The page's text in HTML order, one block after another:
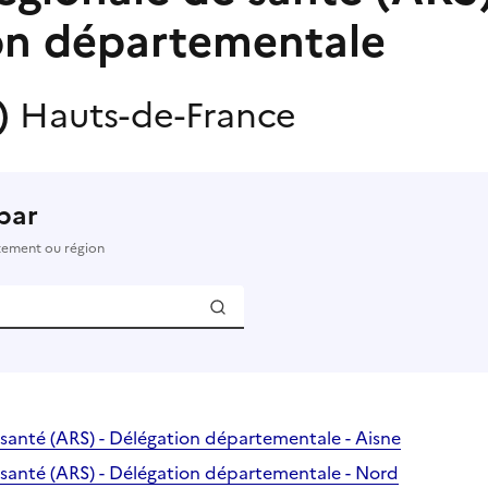
départementale
Hauts-de-France
ou région
(ARS) - Délégation départementale - Aisne
(ARS) - Délégation départementale - Nord